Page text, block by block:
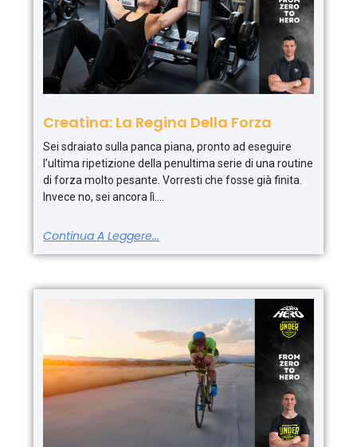
Creatina: La Regina Della Forza
Sei sdraiato sulla panca piana, pronto ad eseguire
l’ultima ripetizione della penultima serie di una routine
di forza molto pesante. Vorresti che fosse già finita.
Invece no, sei ancora lì.
Continua A Leggere...